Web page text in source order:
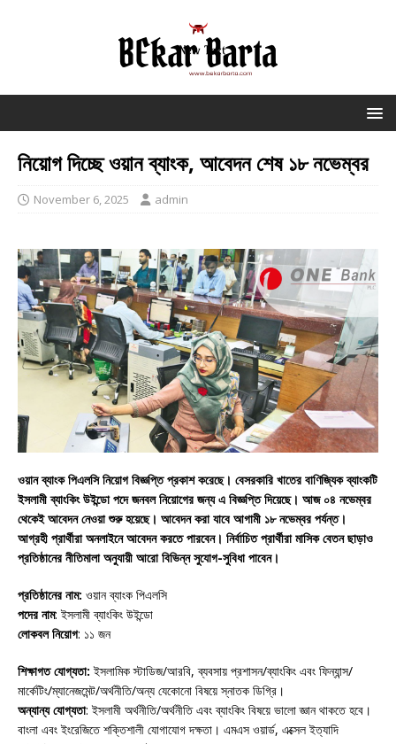
নিয়োগ দিচ্ছে ওয়ান ব্যাংক, আবেদন শেষ ১৮ নভেম্বর
November 6, 2025 admin
ওয়ান ব্যাংক পিএলসি নিয়োগ বিজ্ঞপ্তি প্রকাশ করেছে। বেসরকারি খাতের বাণিজ্যিক ব্যাংকটি
ইসলামী ব্যাংকিং উইন্ডো পদে জনবল নিয়োগের জন্য এ বিজ্ঞপ্তি দিয়েছে। আজ ০৪ নভেম্বর
থেকেই আবেদন নেওয়া শুরু হয়েছে। আবেদন করা যাবে আগামী ১৮ নভেম্বর পর্যন্ত।
আগ্রহী প্রার্থীরা অনলাইনে আবেদন করতে পারবেন। নির্বাচিত প্রার্থীরা মাসিক বেতন ছাড়াও
প্রতিষ্ঠানের নীতিমালা অনুযায়ী আরো বিভিন্ন সুযোগ-সুবিধা পাবেন।
প্রতিষ্ঠানের নাম: ওয়ান ব্যাংক পিএলসি
পদের নাম: ইসলামী ব্যাংকিং উইন্ডো
লোকবল নিয়োগ: ১১ জন
শিক্ষাগত যোগ্যতা: ইসলামিক স্টাডিজ/আরবি, ব্যবসায় প্রশাসন/ব্যাংকিং এবং ফিন্যান্স/
মার্কেটিং/ম্যানেজমেন্ট/অর্থনীতি/অন্য যেকোনো বিষয়ে স্নাতক ডিগ্রি।
অন্যান্য যোগ্যতা: ইসলামী অর্থনীতি/অর্থনীতি এবং ব্যাংকিং বিষয়ে ভালো জ্ঞান থাকতে হবে।
বাংলা এবং ইংরেজিতে শক্তিশালী যোগাযোগ দক্ষতা। এমএস ওয়ার্ড, এক্সেল ইত্যাদি